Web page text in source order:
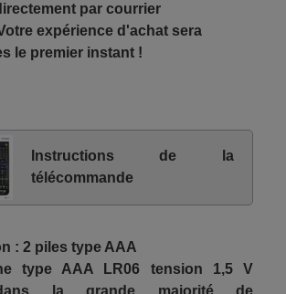
par courrier
expérience d'achat sera
le premier instant !
Instructions de la
télécommande
: 2 piles type AAA
type AAA LR06 tension 1,5 V
la grande majorité de